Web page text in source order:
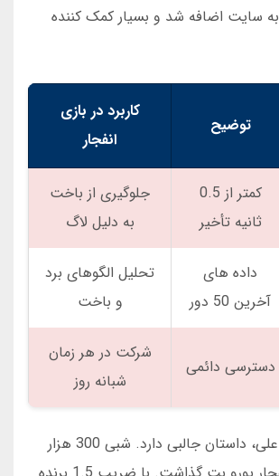
در دسامبر 2024 به سایت اضافه شد و بسیار کمک کننده
توضیح
کاربرد در بازی
انفجار
کمتر از 0.5
ثانیه تأخیر
جلوگیری از باخت
به دلیل لاگ
داده های
آخرین 50 دور
تحلیل الگوهای برد
و باخت
دسترسی دائمی
شرکت در هر زمان
شبانه روز
یکی از دوستانم، علی، داستان جالبی دارد. شبی 300 هزار